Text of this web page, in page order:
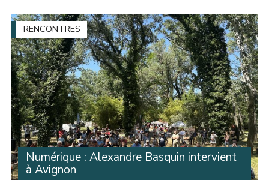
Que peuvent faire les élus ? (...)
RENCONTRES
Numérique : Alexandre Basquin intervient
à Avignon